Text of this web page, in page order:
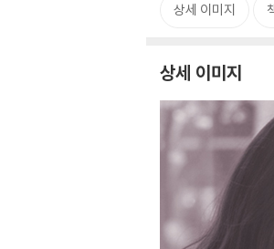
상세 이미지
상세 이미지